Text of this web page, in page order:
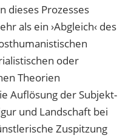
dieses Prozesses
als ein ›Abgleich‹ des
oder
Theorien
Auflösung der Subjekt-
und Landschaft bei
Zuspitzung